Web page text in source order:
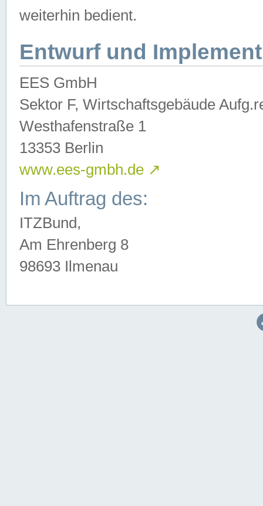
weiterhin bedient.
Entwurf und
EES GmbH
Sektor F, Wirtschaftsgebäude
Westhafenstraße 1
13353 Berlin
www.ees-gmbh.de ↗
Im Auftrag des:
ITZBund,
Am Ehrenberg 8
98693 Ilmenau